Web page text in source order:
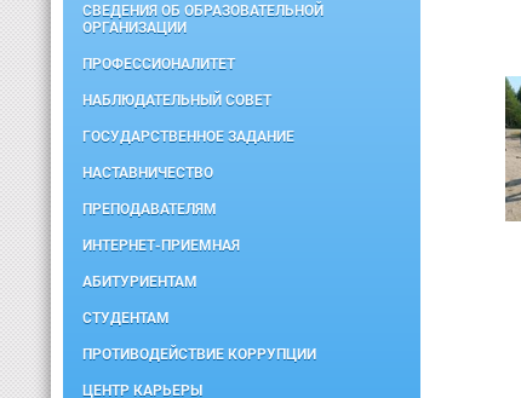
СВЕДЕНИЯ ОБ ОБРАЗОВАТЕЛЬНОЙ
ОРГАНИЗАЦИИ
ПРОФЕССИОНАЛИТЕТ
НАБЛЮДАТЕЛЬНЫЙ СОВЕТ
ГОСУДАРСТВЕННОЕ ЗАДАНИЕ
НАСТАВНИЧЕСТВО
ПРЕПОДАВАТЕЛЯМ
ИНТЕРНЕТ-ПРИЕМНАЯ
АБИТУРИЕНТАМ
СТУДЕНТАМ
ПРОТИВОДЕЙСТВИЕ КОРРУПЦИИ
ЦЕНТР КАРЬЕРЫ